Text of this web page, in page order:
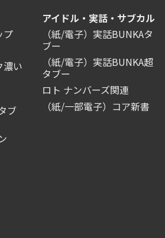
プ
濃い
ブ
アイドル・実話・サブカル
（紙/電子）実話BUNKAタ
ブー
（紙/電子）実話BUNKA超
タブー
ロト ナンバーズ関連
（紙/一部電子）コア新書